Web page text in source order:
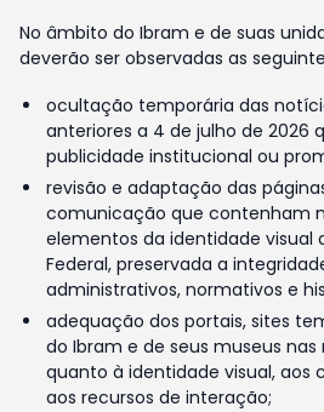
No âmbito do Ibram e de suas
deverão ser observadas as
ocultação temporária das
anteriores a 4 de julho de 2026
publicidade institucional ou
revisão e adaptação das
comunicação que contenham
elementos da identidade visual
Federal, preservada a
administrativos, normativos e
adequação dos portais, sites
do Ibram e de seus museus nas
quanto à identidade visual, aos
aos recursos de interação;